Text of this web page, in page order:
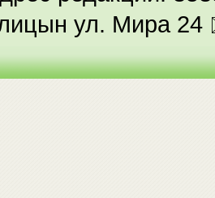
ул. Мира